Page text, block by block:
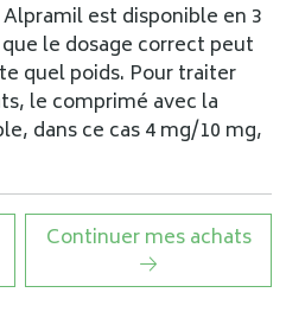
est disponible en 3
le dosage correct peut
quel poids. Pour traiter
le comprimé avec la
dans ce cas 4 mg/10 mg,
Continuer mes achats